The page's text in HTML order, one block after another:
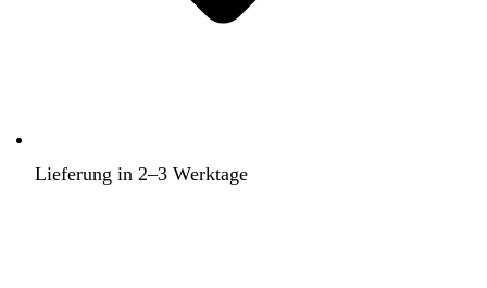
Lieferung in 2–3 Werktage